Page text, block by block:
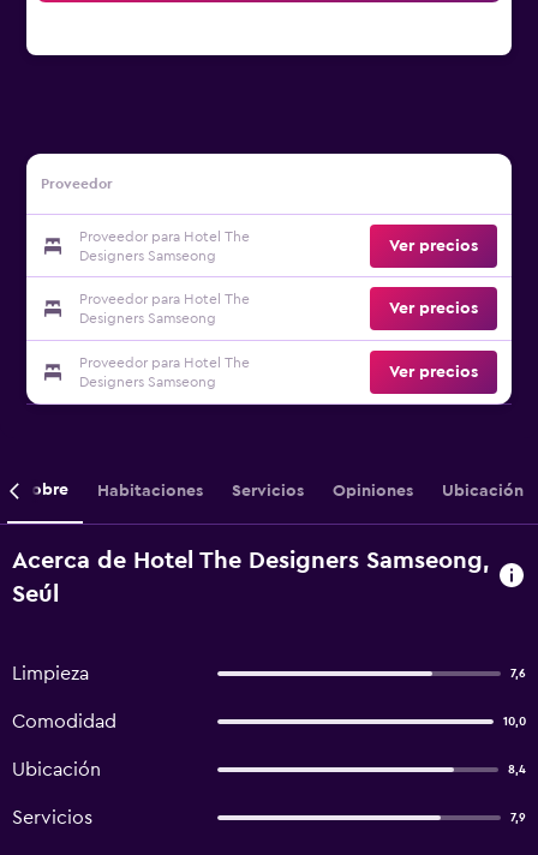
Proveedor
Proveedor para Hotel The
Designers Samseong
Ver precios
Proveedor para Hotel The
Designers Samseong
Ver precios
Proveedor para Hotel The
Designers Samseong
Ver precios
Sobre Habitaciones Servicios Opiniones Ubicación
Acerca de Hotel The Designers Samseong,
Seúl
Limpieza 7,6
Comodidad 10,0
Ubicación 8,4
Servicios 7,9